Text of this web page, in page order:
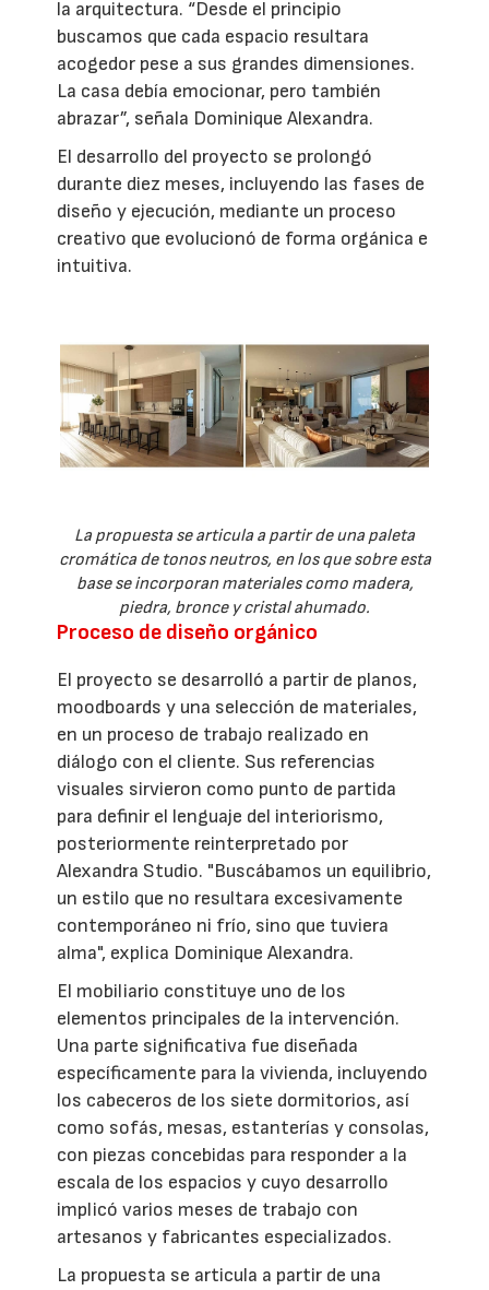
la arquitectura. “Desde el principio
buscamos que cada espacio resultara
acogedor pese a sus grandes dimensiones.
La casa debía emocionar, pero también
abrazar”, señala Dominique Alexandra.
El desarrollo del proyecto se prolongó
durante diez meses, incluyendo las fases de
diseño y ejecución, mediante un proceso
creativo que evolucionó de forma orgánica e
intuitiva.
La propuesta se articula a partir de una paleta
cromática de tonos neutros, en los que sobre esta
base se incorporan materiales como madera,
piedra, bronce y cristal ahumado.
Proceso de diseño orgánico
El proyecto se desarrolló a partir de planos,
moodboards y una selección de materiales,
en un proceso de trabajo realizado en
diálogo con el cliente. Sus referencias
visuales sirvieron como punto de partida
para definir el lenguaje del interiorismo,
posteriormente reinterpretado por
Alexandra Studio. "Buscábamos un equilibrio,
un estilo que no resultara excesivamente
contemporáneo ni frío, sino que tuviera
alma", explica Dominique Alexandra.
El mobiliario constituye uno de los
elementos principales de la intervención.
Una parte significativa fue diseñada
específicamente para la vivienda, incluyendo
los cabeceros de los siete dormitorios, así
como sofás, mesas, estanterías y consolas,
con piezas concebidas para responder a la
escala de los espacios y cuyo desarrollo
implicó varios meses de trabajo con
artesanos y fabricantes especializados.
La propuesta se articula a partir de una